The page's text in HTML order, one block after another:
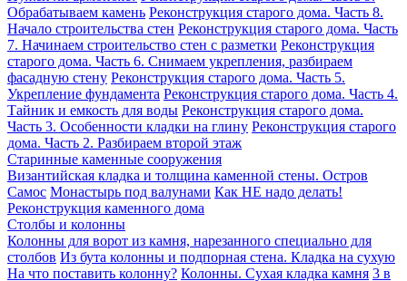
Обрабатываем камень Реконструкция старого дома. Часть 8.
Начало строительства стен Реконструкция старого дома. Часть
7. Начинаем строительство стен с разметки Реконструкция
старого дома. Часть 6. Снимаем укрепления, разбираем
фасадную стену Реконструкция старого дома. Часть 5.
Укрепление фундамента Реконструкция старого дома. Часть 4.
Тайник и емкость для воды Реконструкция старого дома.
Часть 3. Особенности кладки на глину Реконструкция старого
дома. Часть 2. Разбираем второй этаж
Старинные каменные сооружения
Византийская кладка и толщина каменной стены. Остров
Самос Монастырь под валунами Как НЕ надо делать!
Реконструкция каменного дома
Столбы и колонны
Колонны для ворот из камня, нарезанного специально для
столбов Из бута колонны и подпорная стена. Кладка на сухую
На что поставить колонну? Колонны. Сухая кладка камня 3 в